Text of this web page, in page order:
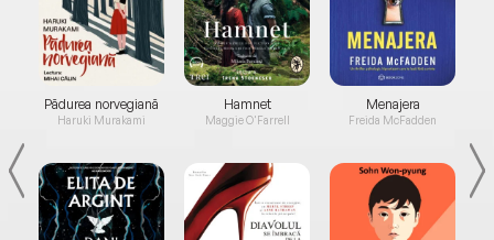
Pădurea norvegiană
Haruki Murakami
Hamnet
Maggie O'Farrell
Menajera
Freida McFadden